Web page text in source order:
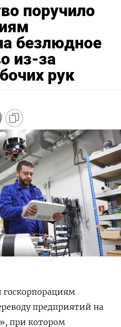
поручило
безлюдное
из-за
рук
предприятий на
при котором